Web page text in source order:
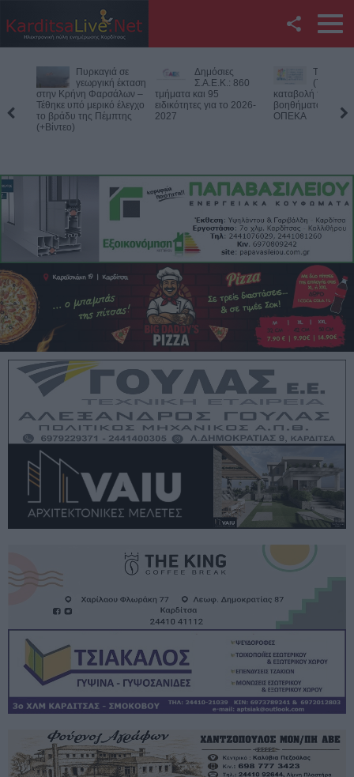
Twitter
YouTube
RSS
KarditsaLive.Net
Δημόσιες
Σ.Α.Ε.Κ.: 860
τμήματα και 95
ειδικότητες για το 2026-
2027
Την Παρασκευή
(7/8) η δεύτερη
καταβολή του
βοηθήματος του ΛΑΕ-
ΟΠΕΚΑ
Νεκρός
αγροτική
περιοχή του
Πιθανό